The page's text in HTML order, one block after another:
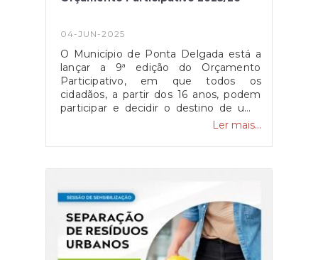
04-JUN-2025
O Município de Ponta Delgada está a
lançar a 9ª edição do Orçamento
Participativo, em que todos os
cidadãos, a partir dos 16 anos, podem
participar e decidir o destino de uma
parte dos recursos públicos
isto,estão agendados os Encontros de
ver realizados.
Ler mais...